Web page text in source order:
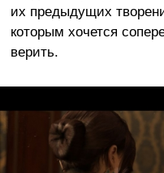
их предыдущих
которым хочется
верить.